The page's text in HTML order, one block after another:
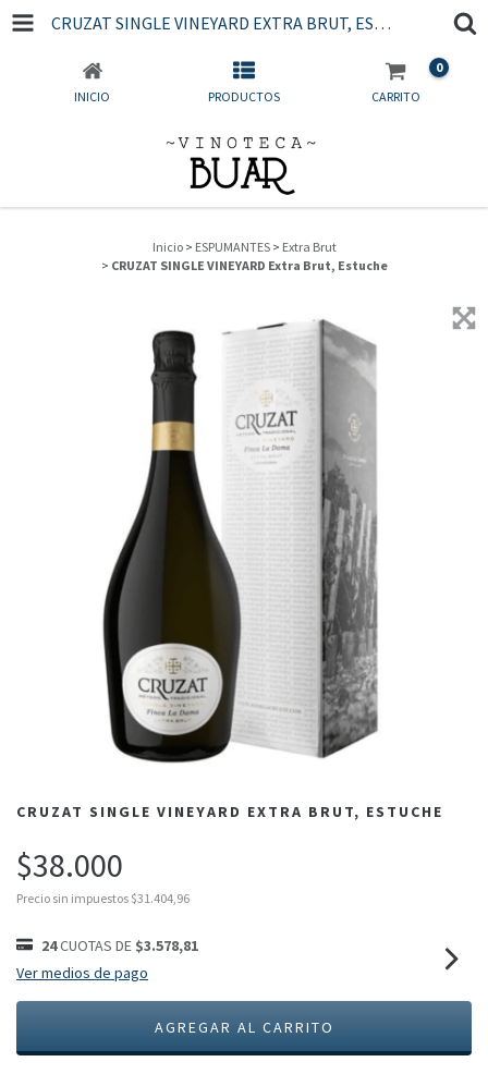
CRUZAT SINGLE VINEYARD EXTRA BRUT, ESTUCHE
INICIO PRODUCTOS CARRITO
0
Inicio > ESPUMANTES > Extra Brut
> CRUZAT SINGLE VINEYARD Extra Brut, Estuche
CRUZAT SINGLE VINEYARD EXTRA BRUT, ESTUCHE
$38.000
Precio sin impuestos $31.404,96
24CUOTAS DE $3.578,81
Ver medios de pago